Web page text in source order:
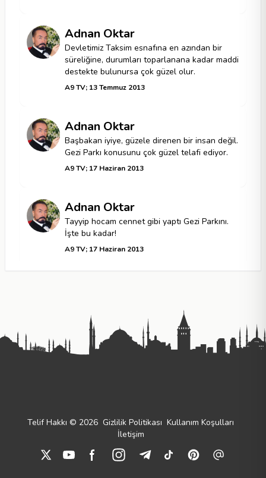
Adnan Oktar
Devletimiz Taksim esnafına en azından bir
süreliğine, durumları toparlanana kadar maddi
destekte bulunursa çok güzel olur.
A9 TV; 13 Temmuz 2013
Adnan Oktar
Başbakan iyiye, güzele direnen bir insan değil.
Gezi Parkı konusunu çok güzel telafi ediyor.
A9 TV; 17 Haziran 2013
Adnan Oktar
Tayyip hocam cennet gibi yaptı Gezi Parkını.
İşte bu kadar!
A9 TV; 17 Haziran 2013
olmuş. Başbakanın atasına rahmet olsun.
A9 TV; 16 Haziran 2013
A9 TV; 16 Haziran 2013
Telif Hakkı © 2026 Gizlilik Politikası Kullanım Koşulları
İletişim